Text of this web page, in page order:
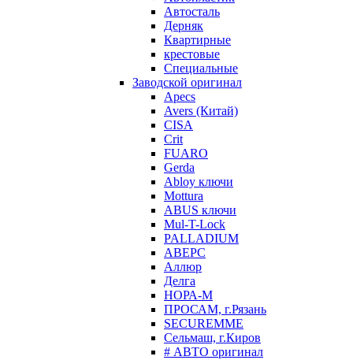
Автосталь
Дерняк
Квартирные
крестовые
Специальные
Заводской оригинал
Apecs
Avers (Китай)
CISA
Crit
FUARO
Gerda
Abloy ключи
Mottura
ABUS ключи
Mul-T-Lock
PALLADIUM
АВЕРС
Аллюр
Делга
НОРА-М
ПРОСАМ, г.Рязань
SECUREMME
Сельмаш, г.Киров
# АВТО оригинал